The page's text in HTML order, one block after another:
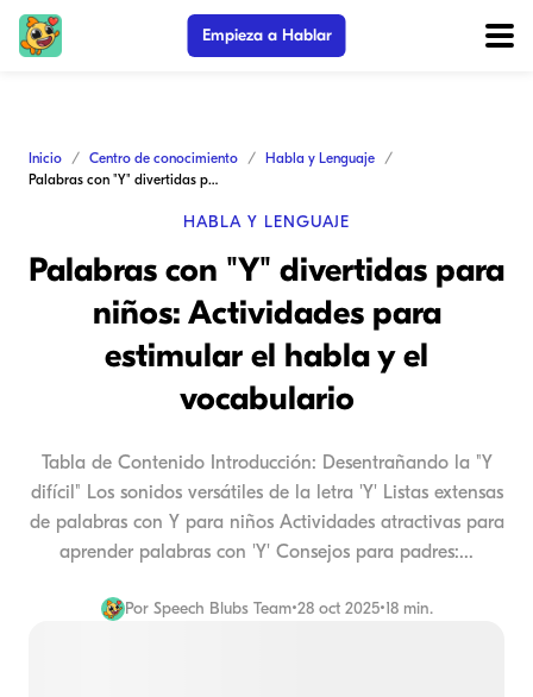
Empieza a Hablar
Inicio Centro de conocimiento
Habla y Lenguaje
Palabras con "Y" divertidas para niños: Actividades para estimular el habla y el vocabulario
HABLA Y LENGUAJE
Palabras con "Y" divertidas para
niños: Actividades para
estimular el habla y el
vocabulario
Tabla de Contenido Introducción: Desentrañando la "Y
difícil" Los sonidos versátiles de la letra 'Y' Listas extensas
de palabras con Y para niños Actividades atractivas para
aprender palabras con 'Y' Consejos para padres:...
Por Speech Blubs Team•28 oct 2025•18 min.